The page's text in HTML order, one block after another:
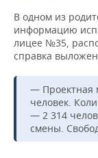
В одном из
информацию
лицее №35,
справка
— Проектная
человек.
— 2 314
смены.